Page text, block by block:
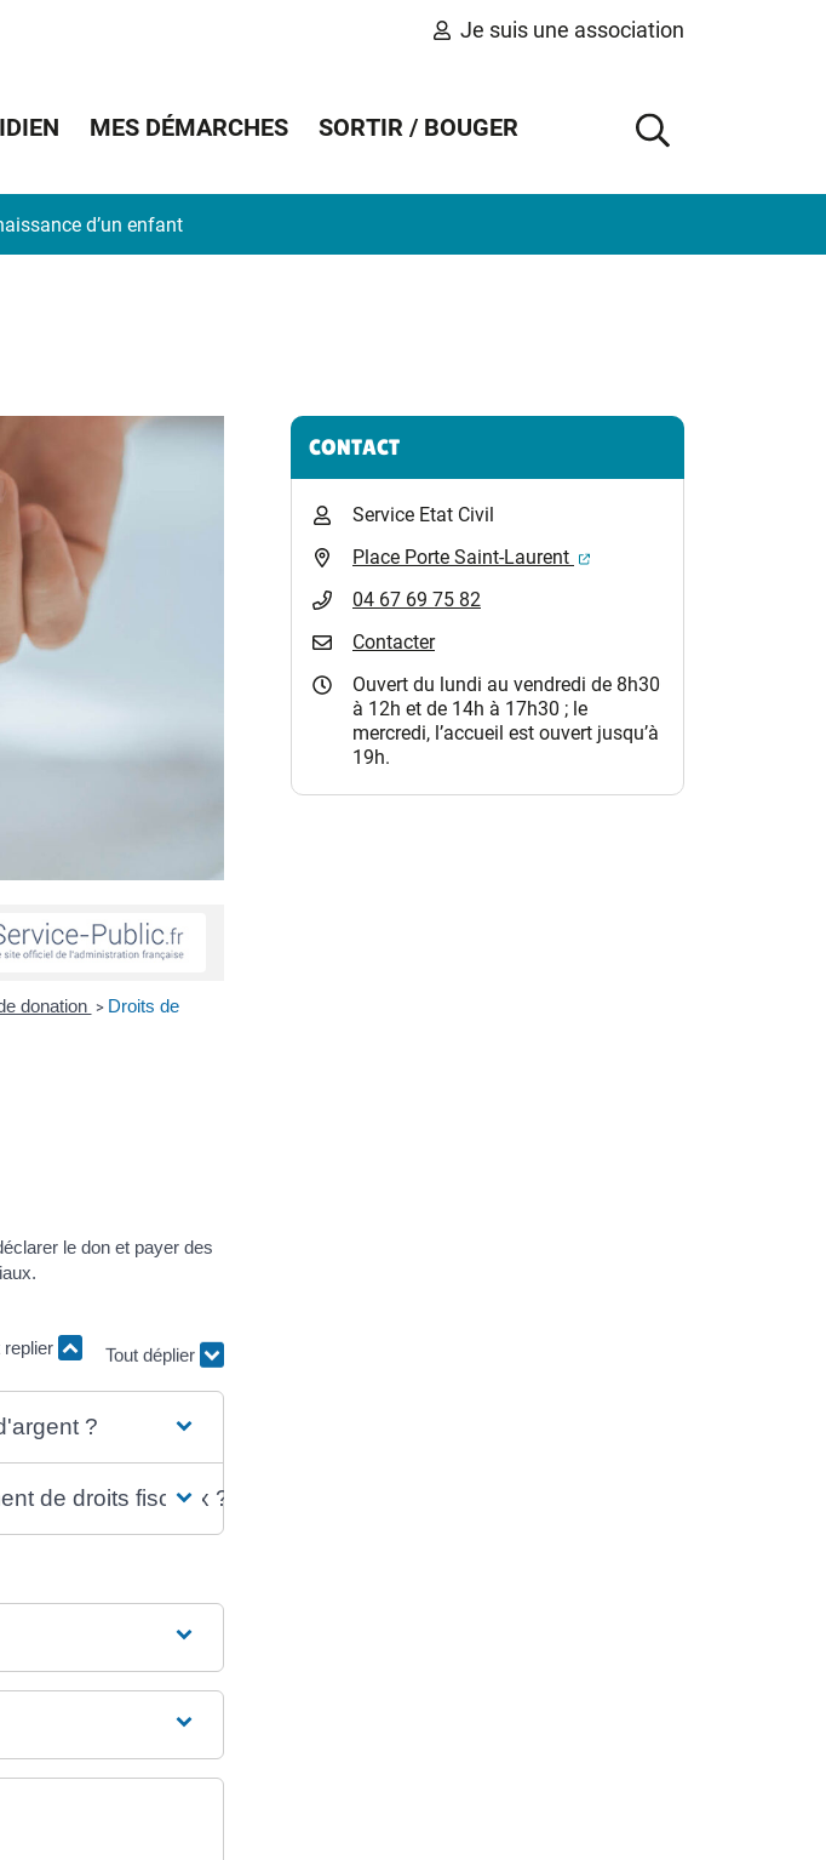
Instagram
Linkedin Je suis une association
MES DÉMARCHES SORTIR / BOUGER
AFFICHER
d’un enfant
donation > Droits de
le don et payer des
replier
Tout déplier
?
de droits fiscaux ?
Informations complémentaires
CONTACT
Service Etat Civil
Place Porte Saint-Laurent
(ouverture dans un nouvel
04 67 69 75 82
Contacter
Ouvert du lundi au vendredi de 8h30
à 12h et de 14h à 17h30 ; le
mercredi, l’accueil est ouvert jusqu’à
19h.